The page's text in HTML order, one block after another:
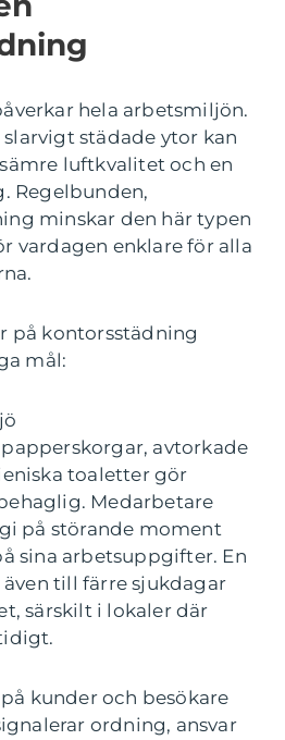
hela arbetsmiljön.
städade ytor kan
luftkvalitet och en
Regelbunden,
minskar den här typen
vardagen enklare för alla
på kontorsstädning
mål:
avtorkade
toaletter gör
Medarbetare
på störande moment
sina arbetsuppgifter. En
till färre sjukdagar
särskilt i lokaler där
kunder och besökare
ordning, ansvar